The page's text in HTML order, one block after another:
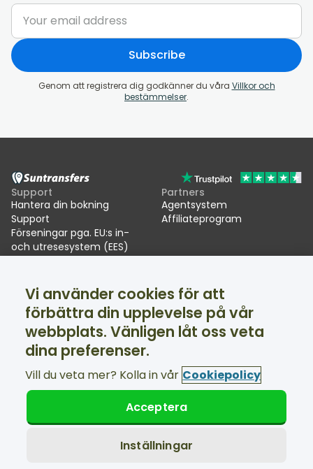
Subscribe
Genom att registrera dig godkänner du våra Villkor och
bestämmelser.
Support
Hantera din bokning
Support
Förseningar pga. EU:s in-
och utresesystem (EES)
Partners
Agentsystem
Affiliateprogram
Om oss
Omdömen
Skidtransfers
Facebook
Twitter
Support tillgänglig dygnet runt
© Suntransfers.com 2026
Vi använder cookies för att
förbättra din upplevelse på vår
webbplats. Vänligen låt oss veta
dina preferenser.
Vill du veta mer? Kolla in vår Cookiepolicy
Inställningar
Acceptera